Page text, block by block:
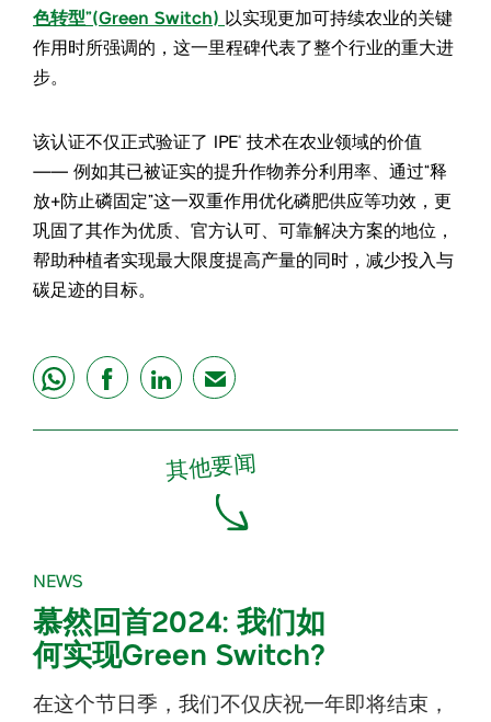
色转型”(Green Switch) 以实现更加可持续农业的关键
作用时所强调的，这一里程碑代表了整个行业的重大进
步。
该认证不仅正式验证了 IPE®
技术在农业领域的价值
—— 例如其已被证实的提升作物养分利用率、通过“释
放+防止磷固定”这一双重作用优化磷肥供应等功效，更
巩固了其作为优质、官方认可、可靠解决方案的地位，
帮助种植者实现最大限度提高产量的同时，减少投入与
碳足迹的目标。
share share share mail
其他要闻
NEWS
慕然回首2024: 我们如
何实现Green Switch?
在这个节日季，我们不仅庆祝一年即将结束，